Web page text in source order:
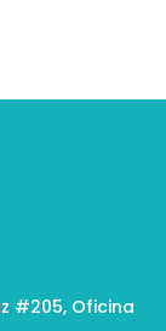
#205, Oficina